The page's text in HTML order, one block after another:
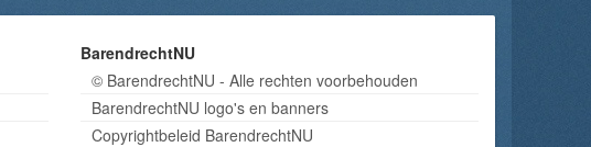
BarendrechtNU
© BarendrechtNU - Alle rechten voorbehouden
BarendrechtNU logo's en banners
Copyrightbeleid BarendrechtNU